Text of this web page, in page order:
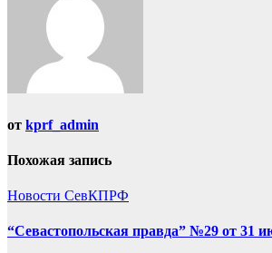
от kprf_admin
Похожая запись
Новости СевКПРФ
“Севастопольская правда” №29 от 31